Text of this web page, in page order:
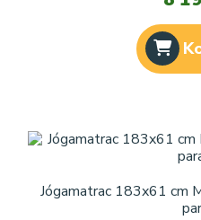
Jógamatrac 183x61 cm